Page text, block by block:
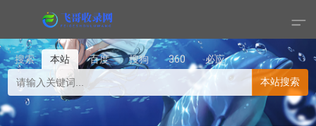
搜索 本站 百度 搜狗 360
必应
本站搜索